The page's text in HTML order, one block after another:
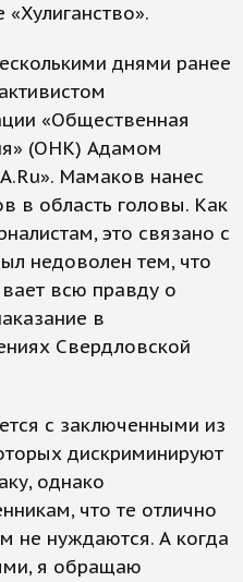
днями ранее
«Общественная
(ОНК) Адамом
Мамаков нанес
в область головы. Как
это связано с
недоволен тем, что
всю правду о
в
Свердловской
с заключенными из
дискриминируют
однако
что те отлично
не нуждаются. А когда
я обращаю